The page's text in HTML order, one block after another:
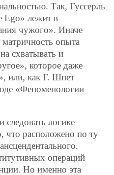
Так, Гуссерль
Ego» лежит в
чужого». Иначе
матричность опыта
схватывать и
которое даже
или, как Г. Шпет
«Феноменологии
логике
что расположено по ту
операций
Но именно эта